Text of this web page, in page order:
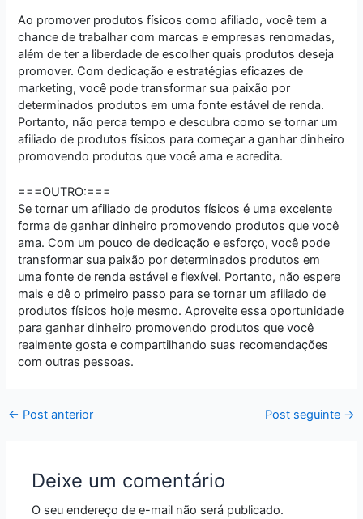
Ao promover produtos físicos como afiliado, você tem a
chance de trabalhar com marcas e empresas renomadas,
além de ter a liberdade de escolher quais produtos deseja
promover. Com dedicação e estratégias eficazes de
marketing, você pode transformar sua paixão por
determinados produtos em uma fonte estável de renda.
Portanto, não perca tempo e descubra como se tornar um
afiliado de produtos físicos para começar a ganhar dinheiro
promovendo produtos que você ama e acredita.
===OUTRO:===
Se tornar um afiliado de produtos físicos é uma excelente
forma de ganhar dinheiro promovendo produtos que você
ama. Com um pouco de dedicação e esforço, você pode
transformar sua paixão por determinados produtos em
uma fonte de renda estável e flexível. Portanto, não espere
mais e dê o primeiro passo para se tornar um afiliado de
produtos físicos hoje mesmo. Aproveite essa oportunidade
para ganhar dinheiro promovendo produtos que você
realmente gosta e compartilhando suas recomendações
com outras pessoas.
← Post anterior Post seguinte →
Deixe um comentário
O seu endereço de e-mail não será publicado.